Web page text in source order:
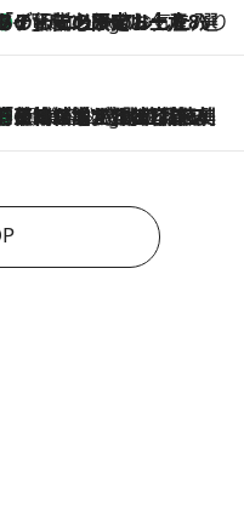
気に入りリスト7 Hours Ago
伝説の限定トートも！ リニューアルした「ディーン＆デルーカ ハワイ」で必須のお土産8選
薫 美容脳ルネサンス
7 Hours Ago
トレスは増す」美容ジャーナリストがたどり着いた最終結論。“化粧品を劇的に減らす”感動の凝縮美容とは